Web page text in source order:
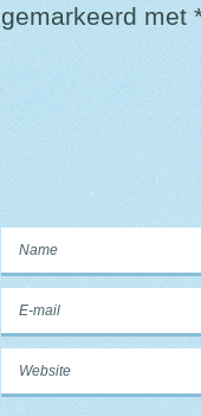
gemarkeerd met